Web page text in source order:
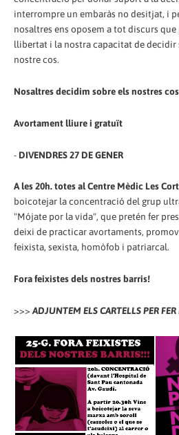
interrompre un embaràs no desitjat, i
nosaltres ens oposem a tot discurs
llibertat i la nostra capacitat de decidir
nostre cos.
Nosaltres decidim sobre els nostres
Avortament lliure i gratuït
- DIVENDRES 27 DE GENER
A les 20h. totes al Centre Mèdic Les
boicotejar la concentració del grup
"Mójate por la vida", que pretén fer
deixi de practicar avortaments,
feixista, sexista, homòfob i patriarcal.
Fora feixistes dels nostres barris!
>>>ADJUNTEM ELS CARTELLS PER